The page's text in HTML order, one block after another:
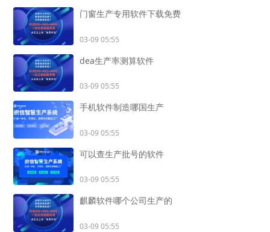
门窗生产专用软件下载免费
03-09 05:55
dea生产率测算软件
03-09 05:55
手机软件制造哪国生产
03-09 05:55
可以查生产批号的软件
03-09 05:55
麒麟软件哪个公司生产的
03-09 05:55